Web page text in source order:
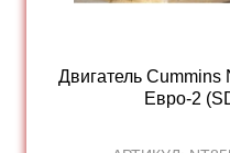
Двигатель
Евро-2